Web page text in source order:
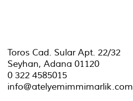
Toros Cad. Sular Apt. 22/32
Seyhan, Adana 01120
0 322 4585015
info@atelyemimmimarlik.com